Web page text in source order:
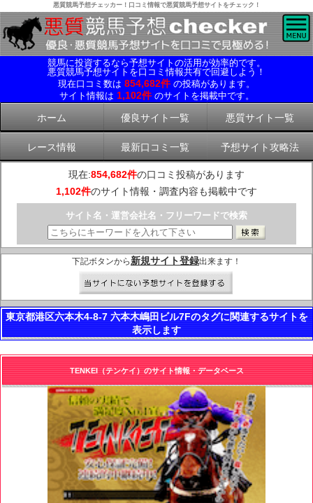
悪質競馬予想チェッカー！口コミ情報で悪質競馬予想サイトをチェック！
競馬に投資するなら予想サイトの活用が効率的です。
悪質競馬予想サイトを口コミ情報共有で回避しよう！
現在口コミ数は 854,682件 の投稿があります。
サイト情報は 1,102件 のサイトを掲載中です。
ホーム 優良サイト一覧 悪質サイト一覧
レース情報 最新口コミ一覧 予想サイト攻略法
現在:854,682件の口コミ投稿があります
1,102件のサイト情報・調査内容も掲載中です
サイト名・運営会社名・フリーワードで検索
下記ボタンから 新規サイト登録出来ます！
東京都港区六本木4-8-7 六本木嶋田ビル7Fのタグに関連するサイトを
表示します
TENKEI（テンケイ）のサイト情報・データベース